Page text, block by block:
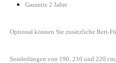
Garantie 2 Jahre
Optional können Sie zusätzliche Bett-
Sonderlängen von 190, 210 und 220